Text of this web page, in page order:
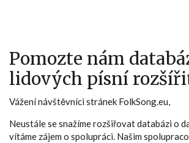
Pomozte nám
lidových písní
Vážení návštěvníci stránek FolkSong.eu,
Neustále se snažíme rozšiřovat databázi o
vítáme zájem o spolupráci. Našim